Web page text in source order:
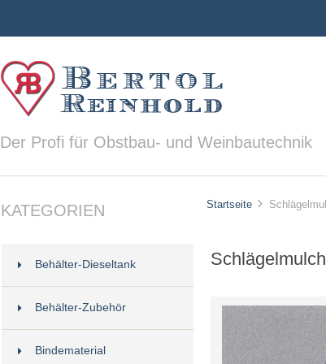
Der Profi für Obstbau- und Weinbautechnik
KATEGORIEN
Behälter-Dieseltank
Behälter-Zubehör
Bindematerial
Startseite